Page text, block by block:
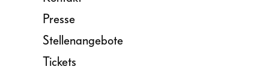
Presse
Stellenangebote
Tickets